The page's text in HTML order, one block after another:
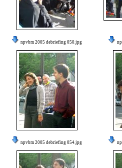
npvbm 2005 debriefing 050.jpg
npvbm 2005 debriefing 054.jpg